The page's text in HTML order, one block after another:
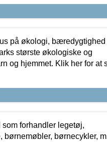
på økologi, bæredygtighed
største økologiske og
og hjemmet. Klik her for at
forhandler legetøj,
børnecykler,